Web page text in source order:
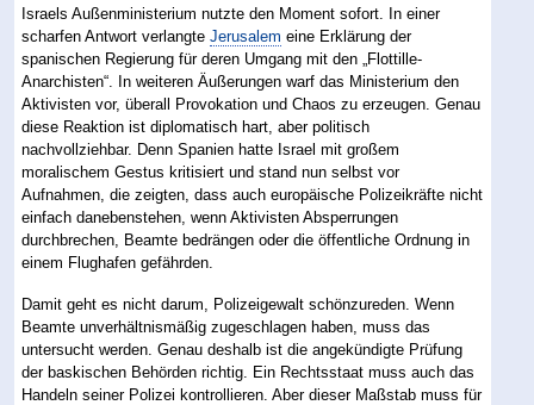
Israels Außenministerium nutzte den Moment sofort. In einer
scharfen Antwort verlangteJerusalem eine Erklärung der
spanischen Regierung für deren Umgang mit den „Flottille-
Anarchisten“. In weiteren Äußerungen warf das Ministerium den
Aktivisten vor, überall Provokation und Chaos zu erzeugen. Genau
diese Reaktion ist diplomatisch hart, aber politisch
nachvollziehbar. Denn Spanien hatte Israel mit großem
moralischem Gestus kritisiert und stand nun selbst vor
Aufnahmen, die zeigten, dass auch europäische Polizeikräfte nicht
einfach danebenstehen, wenn Aktivisten Absperrungen
durchbrechen, Beamte bedrängen oder die öffentliche Ordnung in
einem Flughafen gefährden.
Damit geht es nicht darum, Polizeigewalt schönzureden. Wenn
Beamte unverhältnismäßig zugeschlagen haben, muss das
untersucht werden. Genau deshalb ist die angekündigte Prüfung
der baskischen Behörden richtig. Ein Rechtsstaat muss auch das
Handeln seiner Polizei kontrollieren. Aber dieser Maßstab muss für